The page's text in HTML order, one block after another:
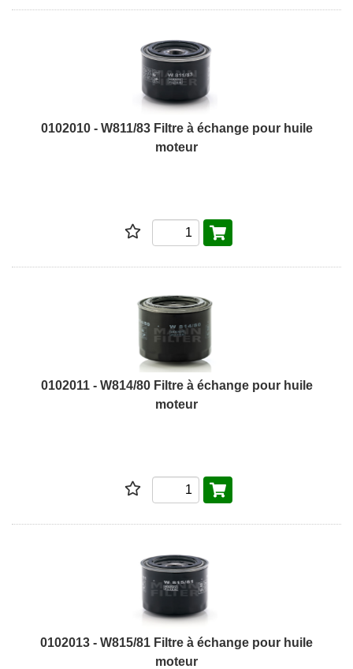
0102010 - W811/83 Filtre à échange pour huile
moteur
0102011 - W814/80 Filtre à échange pour huile
moteur
0102013 - W815/81 Filtre à échange pour huile
moteur